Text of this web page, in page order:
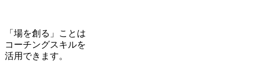
「場を創る」ことは
コーチングスキルを
活用できます。